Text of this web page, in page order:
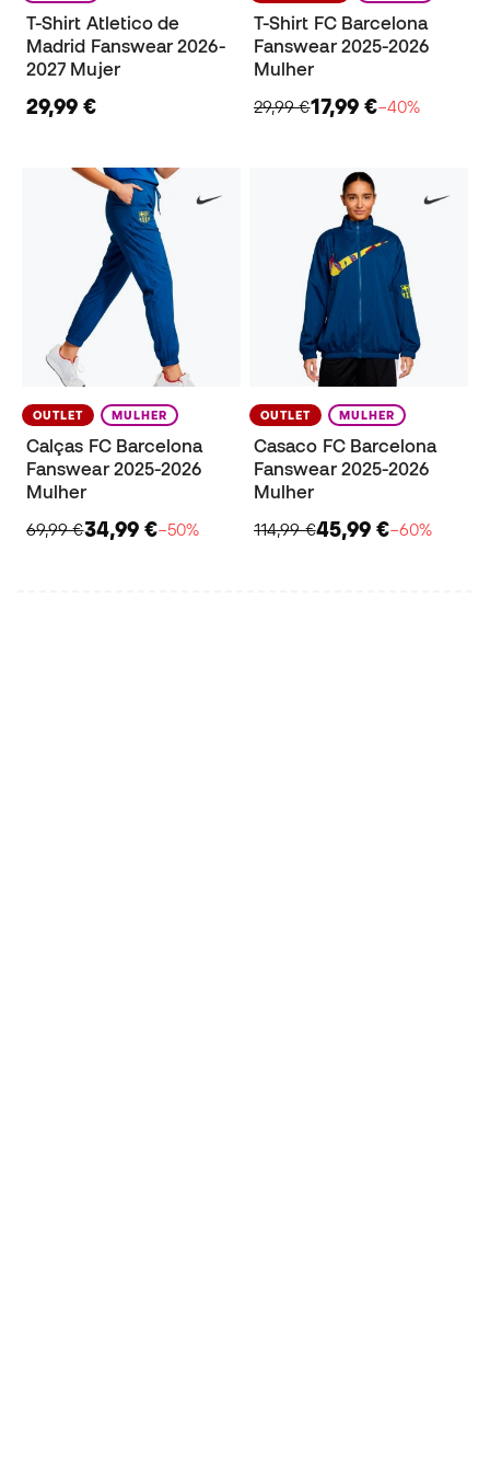
T-Shirt Atletico de
Madrid Fanswear 2026-
2027 Mujer
29,99 €
T-Shirt FC Barcelona
Fanswear 2025-2026
Mulher
29,99 €17,99 €−40%
OUTLET MULHER
Calças FC Barcelona
Fanswear 2025-2026
Mulher
69,99 €34,99 €−50%
OUTLET MULHER
Casaco FC Barcelona
Fanswear 2025-2026
Mulher
114,99 €45,99 €−60%